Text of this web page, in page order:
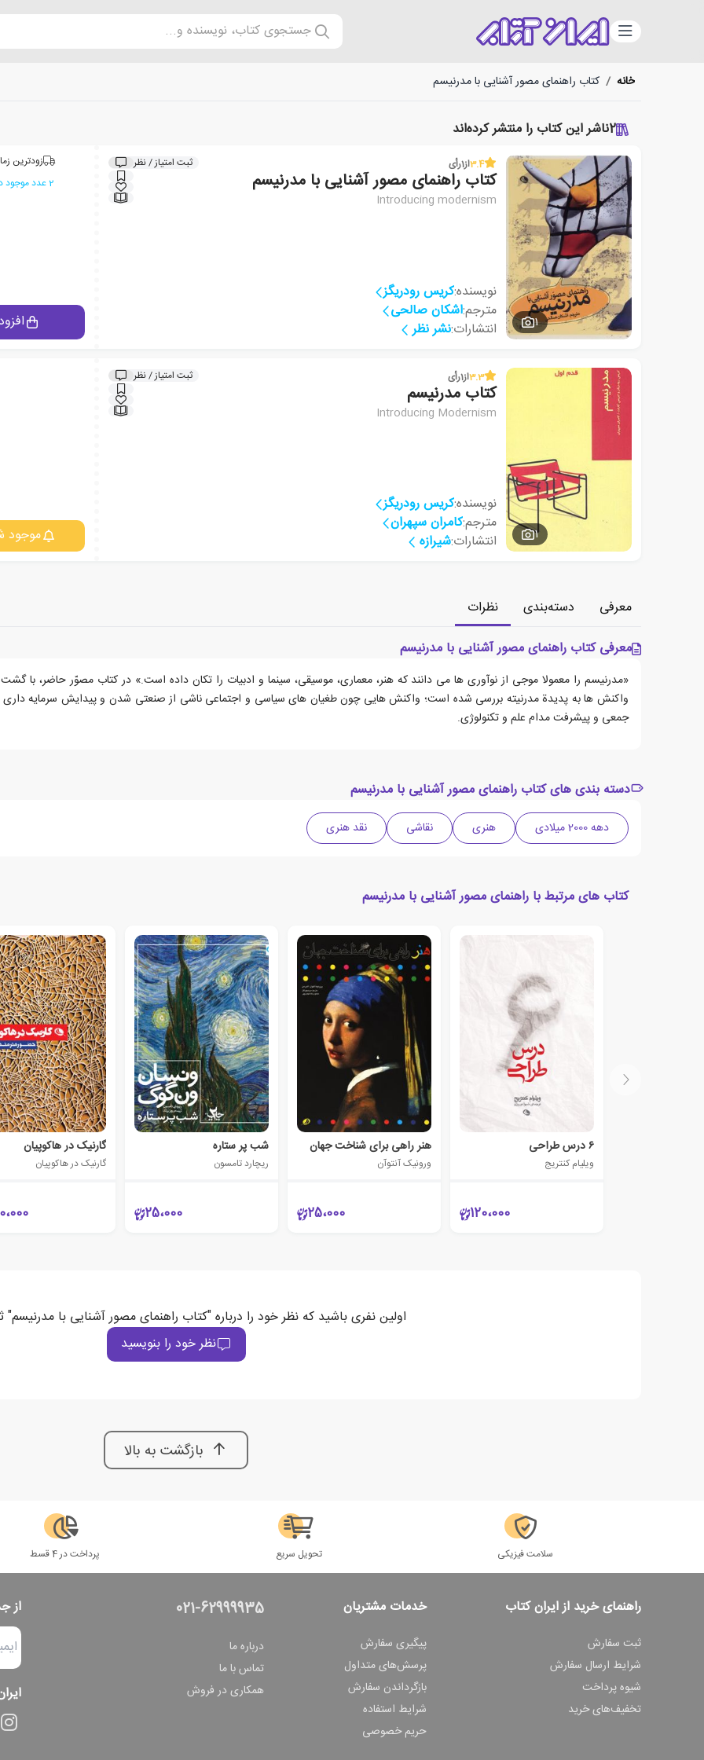
دسته‌بندی جستجوی کتاب، نویسنده و...
خانه / کتاب راهنمای مصور آشنایی با مدرنیسم
2ناشر این کتاب را منتشر کرده‌اند
1
3.4از1رأی ثبت امتیاز / نظر
کتاب راهنمای مصور آشنایی با مدرنیسم
Introducing modernism
نویسنده:کریس رودریگز
مترجم:اشکان صالحی
انتشارات:نشر نظر
زودترین
2 عدد موجود در انبار ایران کتاب
1
3.3از1رأی ثبت امتیاز / نظر
کتاب مدرنیسم
Introducing Modernism
نویسنده:کریس رودریگز
مترجم:کامران سپهران
انتشارات:شیرازه موجود
معرفی دسته‌بندی
نظرات
معرفی کتاب راهنمای مصور آشنایی با مدرنیسم
«مدرنیسم را معمولا موجی از نوآوری ها می دانند که هنر، معماری، موسیقی، سینما و ادبیات را تکان داده است.» در کتاب مصوّر حاضر، با
واکنش ها به پدیدة مدرنیته بررسی شده است؛ واکنش هایی چون طغیان های سیاسی و اجتماعی ناشی از صنعتی شدن و پیدایش سرمایه داری
جمعی و پیشرفت مدام علم و تکنولوژی.
دسته بندی های کتاب راهنمای مصور آشنایی با مدرنیسم
دهه 2000 میلادی هنری نقاشی نقد هنری
کتاب های مرتبط با راهنمای مصور آشنایی با مدرنیسم
۶ درس طراحی
ویلیام کنتریج
120،000
هنر راهی برای شناخت جهان
ورونیک آنتوآن
25،000
شب پر ستاره
ریچارد تامسون
25،000
گارنیک در هاکوپیان
گارنیک در هاکوپیان
اولین نفری باشید که نظر خود را درباره "کتاب راهنمای مصور آشنایی با
نظر خود را بنویسید
بازگشت به بالا
سلامت فیزیکی تحویل سریع پرداخت در 4 قسط
راهنمای خرید از ایران کتاب
ثبت سفارش
شرایط ارسال سفارش
شیوه پرداخت
تخفیف‌های خرید
خدمات مشتریان
پیگیری سفارش
پرسش‌های متداول
بازگرداندن سفارش
شرایط استفاده
حریم خصوصی
021-62999935
درباره ما
تماس با ما
همکاری در فروش
از